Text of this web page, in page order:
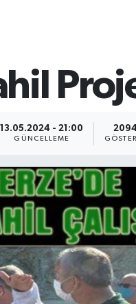
13.05.2024 - 21:00
GÜNCELLEME